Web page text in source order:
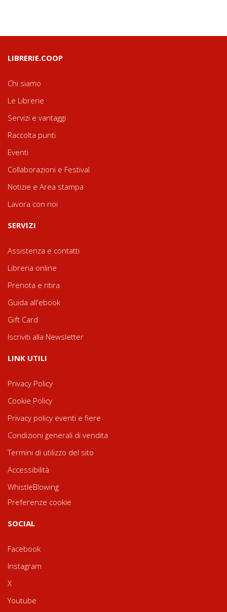
LIBRERIE.COOP
Chi siamo
Le Librerie
Servizi e vantaggi
Raccolta punti
Eventi
Collaborazioni e Festival
Notizie e Area stampa
Lavora con noi
SERVIZI
Assistenza e contatti
Libreria online
Prenota e ritira
Guida all'ebook
Gift Card
Iscriviti alla Newsletter
LINK UTILI
Privacy Policy
Cookie Policy
Privacy policy eventi e fiere
Condizioni generali di vendita
Termini di utilizzo del sito
Accessibilità
WhistleBlowing
Preferenze cookie
SOCIAL
Facebook
Instagram
X
Youtube